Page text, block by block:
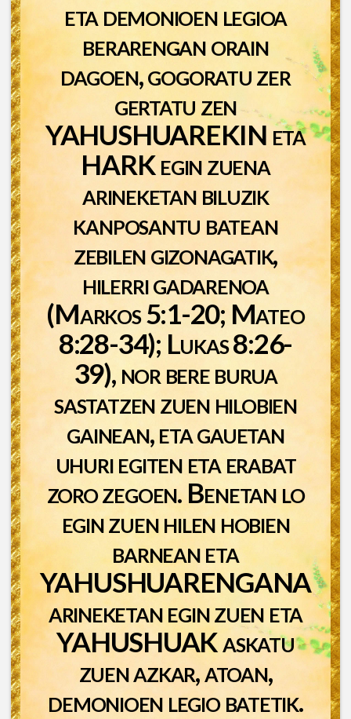
eta demonioen legioa
berarengan orain
dagoen, gogoratu zer
gertatu zen
YAHUSHUAREKIN eta
HARK egin zuena
arineketan biluzik
kanposantu batean
zebilen gizonagatik,
hilerri gadarenoa
(Markos 5:1-20; Mateo
8:28-34); Lukas 8:26-
39), nor bere burua
sastatzen zuen hilobien
gainean, eta gauetan
uhuri egiten eta erabat
zoro zegoen. Benetan lo
egin zuen hilen hobien
barnean eta
YAHUSHUARENGANA
arineketan egin zuen eta
YAHUSHUAK askatu
zuen azkar, atoan,
demonioen legio batetik.